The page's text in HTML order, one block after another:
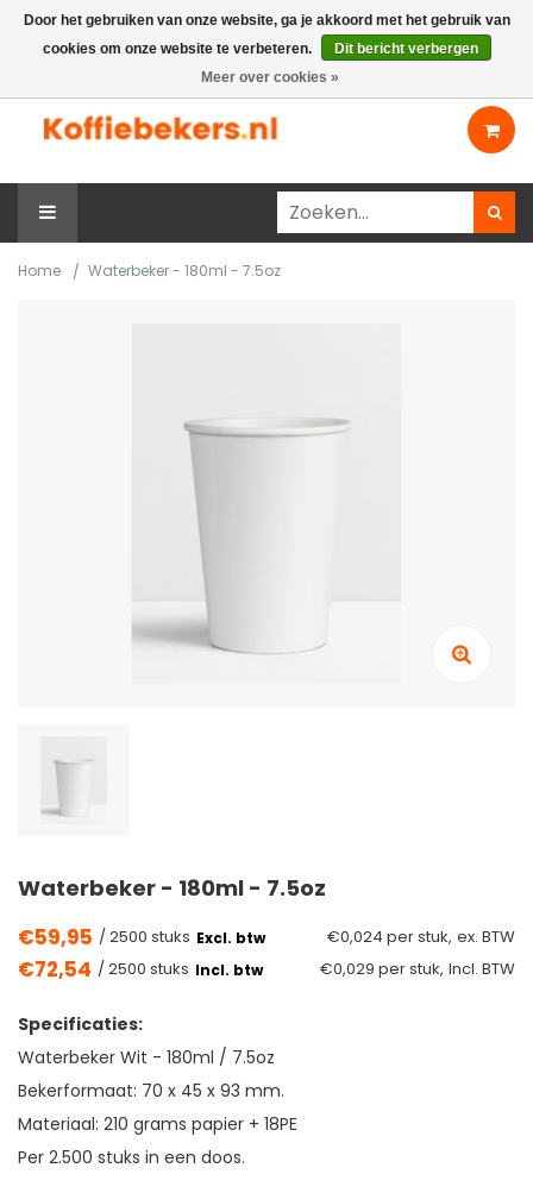
Mijn account Contact
Home / Waterbeker - 180ml - 7.5oz
Waterbeker - 180ml - 7.5oz
€59,95 / 2500 stuks Excl. btw €0,024 per stuk, ex. BTW
€72,54 / 2500 stuks Incl. btw €0,029 per stuk, Incl. BTW
Specificaties:
Waterbeker Wit - 180ml / 7.5oz
Bekerformaat: 70 x 45 x 93 mm.
Materiaal: 210 grams papier + 18PE
Per 2.500 stuks in een doos.
Door het gebruiken van onze website, ga je akkoord met het gebruik van
cookies om onze website te verbeteren.
Dit bericht verbergen
Meer over cookies »